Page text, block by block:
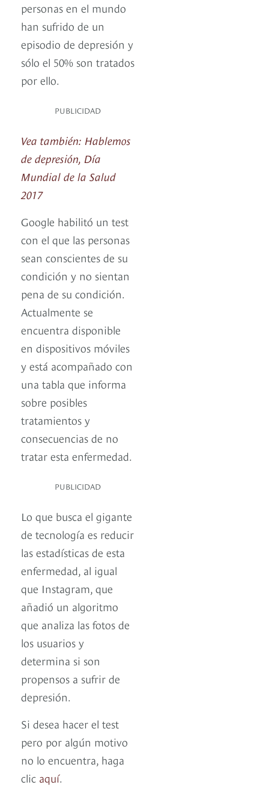
personas en el mundo
han sufrido de un
episodio de depresión y
sólo el 50% son tratados
por ello.
PUBLICIDAD
Vea también: Hablemos
de depresión, Día
Mundial de la Salud
2017
Google habilitó un test
con el que las personas
sean conscientes de su
condición y no sientan
pena de su condición.
Actualmente se
encuentra disponible
en dispositivos móviles
y está acompañado con
una tabla que informa
sobre posibles
tratamientos y
consecuencias de no
tratar esta enfermedad.
PUBLICIDAD
Lo que busca el gigante
de tecnología es reducir
las estadísticas de esta
enfermedad, al igual
que Instagram, que
añadió un algoritmo
que analiza las fotos de
los usuarios y
determina si son
propensos a sufrir de
depresión.
Si desea hacer el test
pero por algún motivo
no lo encuentra, haga
clic aquí.